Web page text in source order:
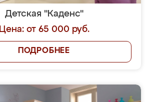
Детская "Каденс"
Цена: от 65 000 руб.
ПОДРОБНЕЕ